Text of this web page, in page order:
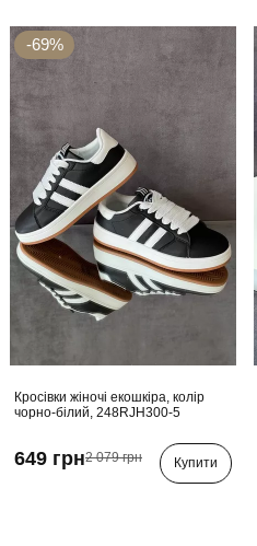
-69%
Кросівки жіночі екошкіра, колір
чорно-білий, 248RJH300-5
649 грн2 079 грн Купити